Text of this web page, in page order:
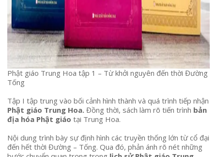
Phật giáo Trung Hoa tập 1 – Từ khởi nguyên đến thời Đường
Tống
Tập I tập trung vào bối cảnh hình thành và quá trình tiếp nhận
Phật giáo Trung Hoa. Đồng thời, sách làm rõ tiến trình bản
địa hóa Phật giáo tại Trung Hoa.
Nội dung trình bày sự định hình các truyền thống lớn từ cổ đại
đến hết thời Đường – Tống. Qua đó, phản ánh rõ nét những